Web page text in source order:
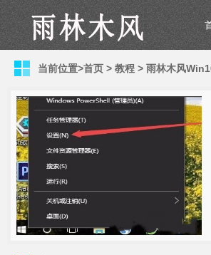
当前位置>首页 > 教程 > 雨林木风